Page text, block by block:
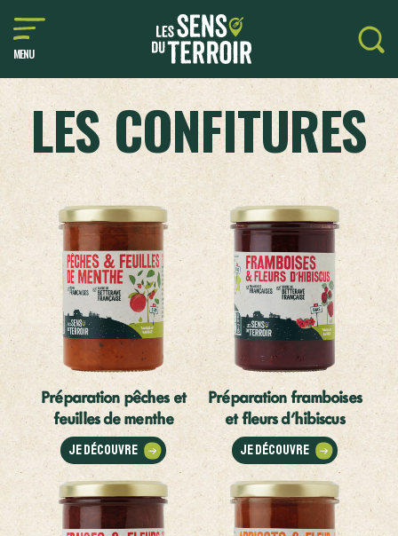
MENU
LES CONFITURES
Préparation pêches et
feuilles de menthe
Je découvre
Préparation framboises
et fleurs d'hibiscus
Je découvre